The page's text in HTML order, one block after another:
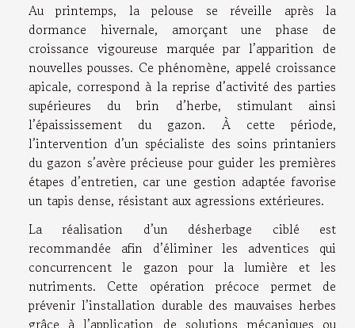
Au printemps, la pelouse se réveille après la
dormance hivernale, amorçant une phase de
croissance vigoureuse marquée par l’apparition de
nouvelles pousses. Ce phénomène, appelé croissance
apicale, correspond à la reprise d’activité des parties
supérieures du brin d’herbe, stimulant ainsi
l’épaississement du gazon. À cette période,
l’intervention d’un spécialiste des soins printaniers
du gazon s’avère précieuse pour guider les premières
étapes d’entretien, car une gestion adaptée favorise
un tapis dense, résistant aux agressions extérieures.
La réalisation d’un désherbage ciblé est
recommandée afin d’éliminer les adventices qui
concurrencent le gazon pour la lumière et les
nutriments. Cette opération précoce permet de
prévenir l’installation durable des mauvaises herbes
grâce à l’application de solutions mécaniques ou